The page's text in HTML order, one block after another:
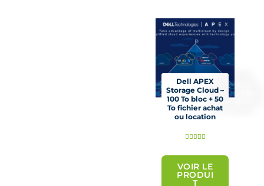
r
5
Dell APEX
Storage Cloud –
100 To bloc + 50
To fichier achat
ou location
N
é
VOIR LE
PRODUI
T